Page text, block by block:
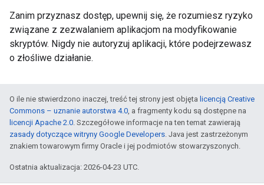
Zanim przyznasz dostęp, upewnij się, że rozumiesz ryzyko
związane z zezwalaniem aplikacjom na modyfikowanie
skryptów. Nigdy nie autoryzuj aplikacji, które podejrzewasz
o złośliwe działanie.
O ile nie stwierdzono inaczej, treść tej strony jest objęta licencją Creative
Commons – uznanie autorstwa 4.0, a fragmenty kodu są dostępne na
licencji Apache 2.0. Szczegółowe informacje na ten temat zawierają
zasady dotyczące witryny Google Developers. Java jest zastrzeżonym
znakiem towarowym firmy Oracle i jej podmiotów stowarzyszonych.
Ostatnia aktualizacja: 2026-04-23 UTC.